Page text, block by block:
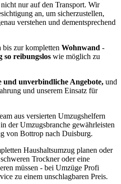
nur auf den Transport. Wir
an, um sicherzustellen,
verstehen und dementsprechend
bis zur kompletten Wohnwand -
so reibungslos wie möglich zu
und unverbindliche Angebote, und
und unserem Einsatz für
aus versierten Umzugshelfern
der Umzugsbranche gewährleisten
von Bottrop nach Duisburg.
Haushaltsumzug planen oder
Trockner oder eine
müssen - bei Umzüge Profi
zu einem unschlagbaren Preis.